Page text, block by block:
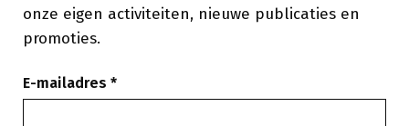
onze eigen activiteiten, nieuwe publicaties en
promoties.
E-mailadres